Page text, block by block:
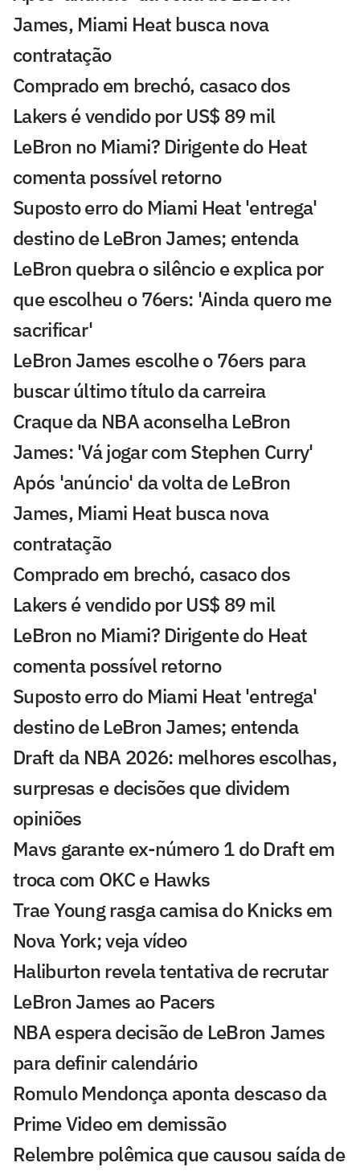
James, Miami Heat busca nova
contratação
Comprado em brechó, casaco dos
Lakers é vendido por US$ 89 mil
LeBron no Miami? Dirigente do Heat
comenta possível retorno
Suposto erro do Miami Heat 'entrega'
destino de LeBron James; entenda
LeBron quebra o silêncio e explica por
que escolheu o 76ers: 'Ainda quero me
sacrificar'
LeBron James escolhe o 76ers para
buscar último título da carreira
Craque da NBA aconselha LeBron
James: 'Vá jogar com Stephen Curry'
Após 'anúncio' da volta de LeBron
James, Miami Heat busca nova
contratação
Comprado em brechó, casaco dos
Lakers é vendido por US$ 89 mil
LeBron no Miami? Dirigente do Heat
comenta possível retorno
Suposto erro do Miami Heat 'entrega'
destino de LeBron James; entenda
Draft da NBA 2026: melhores escolhas,
surpresas e decisões que dividem
opiniões
Mavs garante ex-número 1 do Draft em
troca com OKC e Hawks
Trae Young rasga camisa do Knicks em
Nova York; veja vídeo
Haliburton revela tentativa de recrutar
LeBron James ao Pacers
NBA espera decisão de LeBron James
para definir calendário
Romulo Mendonça aponta descaso da
Prime Video em demissão
Relembre polêmica que causou saída de